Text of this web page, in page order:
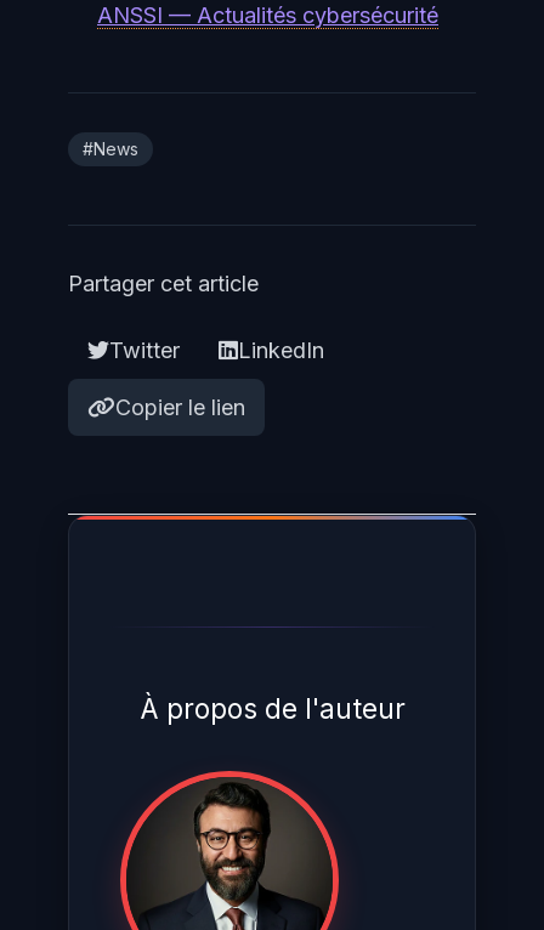
ANSSI — Actualités cybersécurité
#News
Partager cet article
Twitter LinkedIn
Copier le lien
À propos de l'auteur